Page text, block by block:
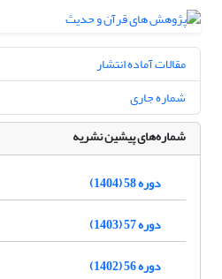
مقالات آماده انتشار
شماره جاری
شماره‌های پیشین نشریه
دوره 58 (1404)
دوره 57 (1403)
دوره 56 (1402)